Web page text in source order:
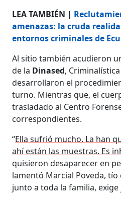
LEA TAMBIÉN |
amenazas: la cruda
entornos criminales de
Al sitio también acudieron
de la Dinased,
desarrollaron el
turno. Mientras que, el
trasladado al Centro
correspondientes.
“Ella sufrió mucho. La han
ahí están las muestras. Es
quisieron desaparecer en
lamentó Marcial Poveda, tío
junto a toda la familia, exige